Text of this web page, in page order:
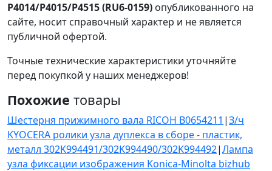
P4014/P4015/P4515 (RU6-0159) опубликованного на
сайте, носит справочный характер и не является
публичной офертой.
Точные технические характеристики уточняйте
перед покупкой у наших менеджеров!
Похожие товары
Шестерня прижимного вала RICOH B0654211 |З/ч
KYOCERA ролики узла дуплекса в сборе - пластик,
металл 302K994491/302K994490/302K994492|Лампа
узла фиксации изображения Konica-Minolta bizhub